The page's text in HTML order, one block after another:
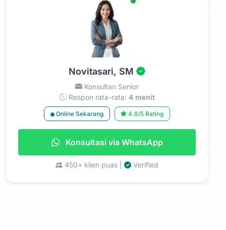
Novitasari, SM
Konsultan Senior
Respon rata-rata: 4 menit
Online Sekarang 4.8/5 Rating
Konsultasi via WhatsApp
450+ klien puas | Verified